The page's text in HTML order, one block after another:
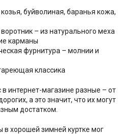
буйволиная, баранья кожа,
– из натурального меха
карманы
фурнитура – молнии и
классика
интернет-магазине разные – от
а это значит, что их могут
достатком.
в хорошей зимней куртке мог